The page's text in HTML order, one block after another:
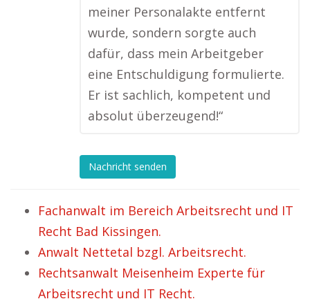
meiner Personalakte entfernt
wurde, sondern sorgte auch
dafür, dass mein Arbeitgeber
eine Entschuldigung formulierte.
Er ist sachlich, kompetent und
absolut überzeugend!“
Nachricht senden
Fachanwalt im Bereich Arbeitsrecht und IT
Recht Bad Kissingen.
Anwalt Nettetal bzgl. Arbeitsrecht.
Rechtsanwalt Meisenheim Experte für
Arbeitsrecht und IT Recht.